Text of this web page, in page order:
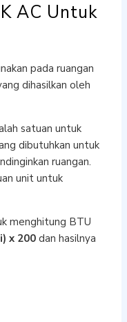
AC Untuk
pada ruangan
dihasilkan oleh
satuan untuk
dibutuhkan untuk
ruangan.
unit untuk
menghitung BTU
x 200 dan hasilnya